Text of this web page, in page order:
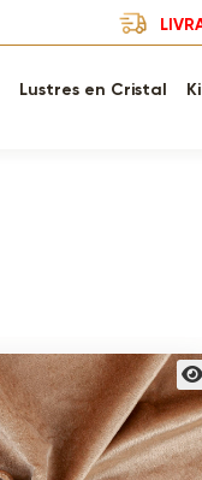
Lustres en Cristal